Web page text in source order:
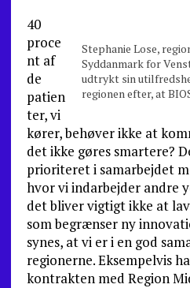
Stephanie Lose,
Syddanmark for
udtrykt sin
regionen efter, at
40
proce
nt af
de
patien
ter, vi
kører, behøver ikke at
det ikke gøres smartere?
prioriteret i samarbejdet
hvor vi indarbejder andre
det bliver vigtigt ikke at
som begrænser ny
synes, at vi er i en god
regionerne. Eksempelvis
kontrakten med Region